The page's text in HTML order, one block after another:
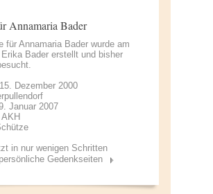
Annamaria Bader
für Annamaria Bader wurde am
Erika Bader erstellt und bisher
Dezember 2000
Januar 2007
in nur wenigen Schritten
Gedenkseiten